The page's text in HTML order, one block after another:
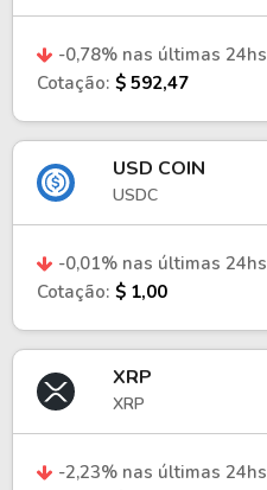
-0,78% nas últimas 24hs
Cotação: $ 592,47
USD COIN
USDC
-0,01% nas últimas 24hs
Cotação: $ 1,00
XRP
XRP
-2,23% nas últimas 24hs